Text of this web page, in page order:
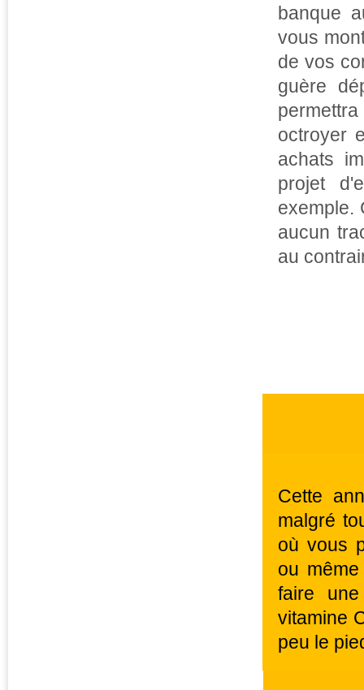
banque
vous
de vos
guère
octroyer
achats
projet
exemple.
aucun
au
Cette
malgré
où vous
ou
faire
vitamine
peu le